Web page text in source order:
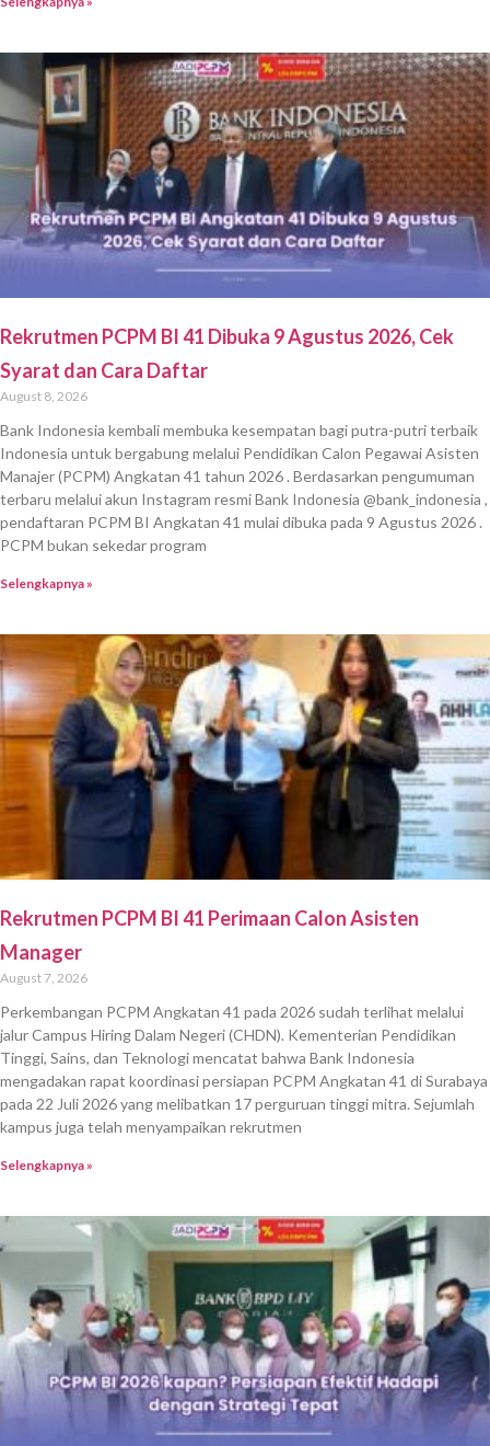
Rekrutmen PCPM BI 41 Dibuka 9 Agustus 2026, Cek
Syarat dan Cara Daftar
August 8, 2026
Bank Indonesia kembali membuka kesempatan bagi putra-putri terbaik
Indonesia untuk bergabung melalui Pendidikan Calon Pegawai Asisten
Manajer (PCPM) Angkatan 41 tahun 2026 . Berdasarkan pengumuman
terbaru melalui akun Instagram resmi Bank Indonesia @bank_indonesia ,
pendaftaran PCPM BI Angkatan 41 mulai dibuka pada 9 Agustus 2026 .
PCPM bukan sekedar program
Selengkapnya »
Rekrutmen PCPM BI 41 Perimaan Calon Asisten
Manager
August 7, 2026
Perkembangan PCPM Angkatan 41 pada 2026 sudah terlihat melalui
jalur Campus Hiring Dalam Negeri (CHDN). Kementerian Pendidikan
Tinggi, Sains, dan Teknologi mencatat bahwa Bank Indonesia
mengadakan rapat koordinasi persiapan PCPM Angkatan 41 di Surabaya
pada 22 Juli 2026 yang melibatkan 17 perguruan tinggi mitra. Sejumlah
kampus juga telah menyampaikan rekrutmen
Selengkapnya »